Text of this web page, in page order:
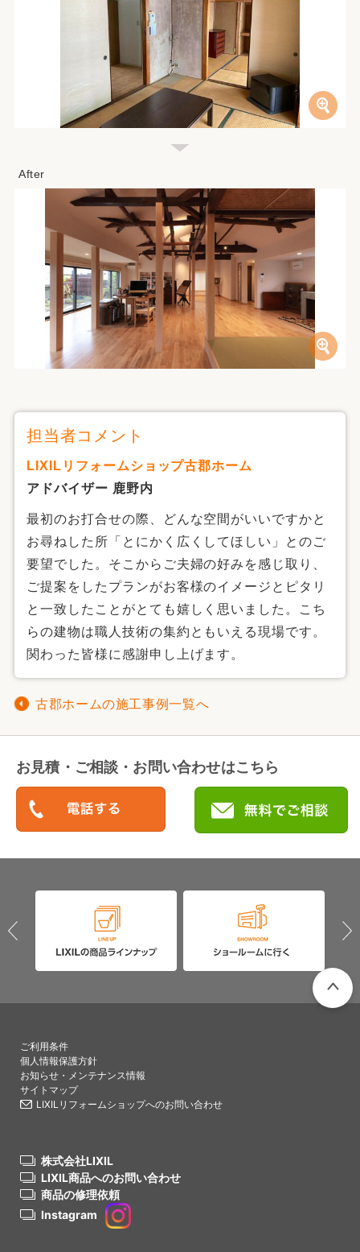
担当者コメント
LIXILリフォームショップ古郡ホーム
アドバイザー 鹿野内
最初のお打合せの際、どんな空間がいいですかと
お尋ねした所「とにかく広くしてほしい」とのご
要望でした。そこからご夫婦の好みを感じ取り、
ご提案をしたプランがお客様のイメージとピタリ
と一致したことがとても嬉しく思いました。こち
らの建物は職人技術の集約ともいえる現場です。
関わった皆様に感謝申し上げます。
古郡ホームの施工事例一覧へ
お見積・ご相談・お問い合わせはこちら
ご利用条件
個人情報保護方針
お知らせ・メンテナンス情報
サイトマップ
LIXILリフォームショップへのお問い合わせ
株式会社LIXIL
LIXIL商品へのお問い合わせ
商品の修理依頼
Instagram